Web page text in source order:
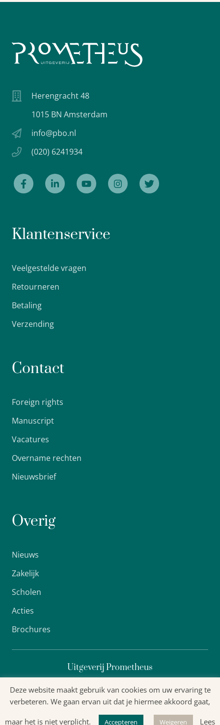
Herengracht 48
1015 BN Amsterdam
info@pbo.nl
(020) 6241934
Klantenservice
Veelgestelde vragen
Retourneren
Betaling
Verzending
Contact
Foreign rights
Manuscript
Vacatures
Overname rechten
Nieuwsbrief
Overig
Nieuws
Zakelijk
Scholen
Acties
Brochures
Uitgeverij Prometheus
Algemene voorwaarden
Deze website maakt gebruik van cookies om uw ervaring te
verbeteren. We gaan ervan uit dat je hiermee akkoord gaat,
maar het is niet verplicht. Accepteren Weigeren Lees